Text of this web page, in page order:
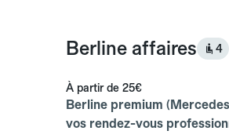
Berline affaires 4
À partir de 25€
Berline premium
vos rendez-vous